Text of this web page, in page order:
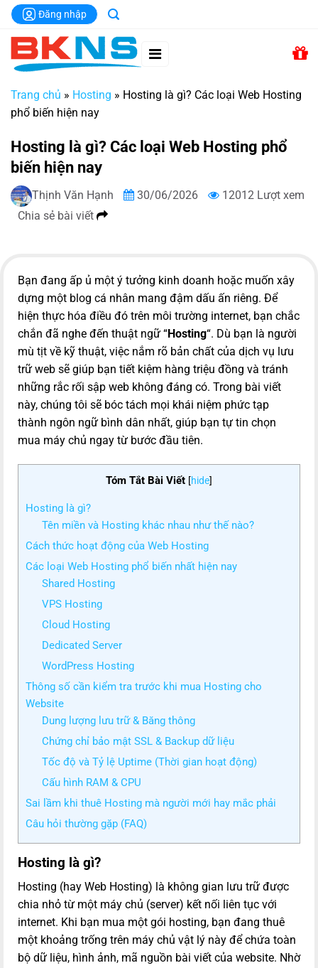
Chuyển
đến
dung
Đăng nhập
Trang chủ » Hosting » Hosting là gì? Các loại Web Hosting
phổ biến hiện nay
Hosting là gì? Các loại Web Hosting phổ
biến hiện nay
Thịnh Văn Hạnh 30/06/2026
12012 Lượt xem
Chia sẻ bài viết
Bạn đang ấp ủ một ý tưởng kinh doanh hoặc muốn xây
dựng một blog cá nhân mang đậm dấu ấn riêng. Để
hiện thực hóa điều đó trên môi trường internet, bạn chắc
chắn đã nghe đến thuật ngữ “Hosting“. Dù bạn là người
mù tịt về kỹ thuật, việc nắm rõ bản chất của dịch vụ lưu
trữ web sẽ giúp bạn tiết kiệm hàng triệu đồng và tránh
những rắc rối sập web không đáng có. Trong bài viết
này, chúng tôi sẽ bóc tách mọi khái niệm phức tạp
thành ngôn ngữ bình dân nhất, giúp bạn tự tin chọn
mua máy chủ ngay từ bước đầu tiên.
Tóm Tắt Bài Viết [hide]
Hosting là gì?
Tên miền và Hosting khác nhau như thế nào?
Cách thức hoạt động của Web Hosting
Các loại Web Hosting phổ biến nhất hiện nay
Shared Hosting
VPS Hosting
Cloud Hosting
Dedicated Server
WordPress Hosting
Thông số cần kiểm tra trước khi mua Hosting cho
Website
Dung lượng lưu trữ & Băng thông
Chứng chỉ bảo mật SSL & Backup dữ liệu
Tốc độ và Tỷ lệ Uptime (Thời gian hoạt động)
Cấu hình RAM & CPU
Sai lầm khi thuê Hosting mà người mới hay mắc phải
Câu hỏi thường gặp (FAQ)
Hosting là gì?
Hosting (hay Web Hosting) là không gian lưu trữ được
chia nhỏ từ một máy chủ (server) kết nối liên tục với
internet. Khi bạn mua một gói hosting, bạn đang thuê
một khoảng trống trên máy chủ vật lý này để chứa toàn
bộ dữ liệu, hình ảnh, mã nguồn bài viết của website. Nhờ